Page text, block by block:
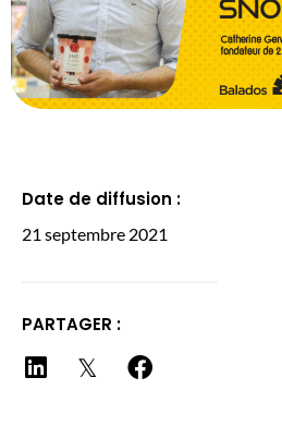
Date de diffusion :
21 septembre 2021
PARTAGER :